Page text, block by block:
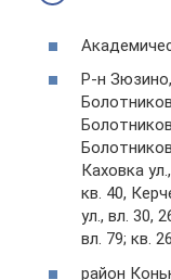
Р-н Зюзино,
Каховка
кв. 40,
ул., вл. 30,
вл. 79; кв.
район